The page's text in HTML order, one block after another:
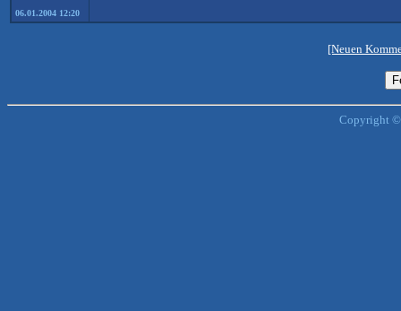
06.01.2004 12:20
[Neuen
Copyright ©